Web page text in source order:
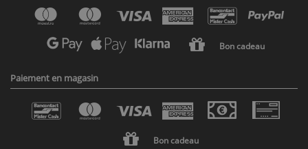
Bon cadeau
Paiement en magasin
Bon cadeau